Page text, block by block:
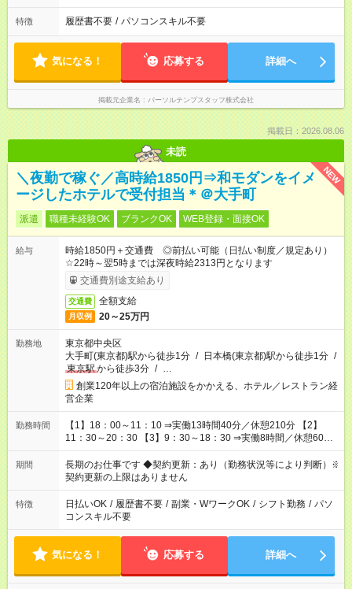
特徴 履歴書不要 / パソコンスキル不要
気になる！ 応募する 詳細へ
掲載元企業名 パーソルテンプスタッフ株式会社
掲載日：2026.08.06
未読
NEW
＼夜勤で稼ぐ／高時給1850円⇒和モダンをイメ
ージしたホテルで受付担当＊＠大手町
派遣 職種未経験OK ブランクOK WEB登録・面接OK
給与
時給1850円＋交通費 ◎前払い可能（日払い制度／規定あり）
☆22時～翌5時までは深夜時給2313円となります
交通費別途支給あり
交通費 全額支給
月収例 20～25万円
勤務地
東京都中央区
大手町(東京都)駅から徒歩1分 / 日本橋(東京都)駅から徒歩1分 /
東京駅から徒歩3分 / …
創業120年以上の宿泊施設をかかえる、ホテル／レストラン経
営企業
勤務時間
【1】18：00～11：10 ⇒実働13時間40分／休憩210分 【2】
11：30～20：30 【3】9：30～18：30 ⇒実働8時間／休憩60分
※週20時間以上の勤務必須 ※【1】のシフトは必須でご対応いた
だきます。 ※シフト例 【1】のみの勤務：週2～3日 【1】＋
【2】又は【3】の場合、【2】又は【3】は 必ず2日以上必要と
なります。
期間
長期のお仕事です ◆契約更新：あり（勤務状況等により判断）※
契約更新の上限はありません
特徴 日払いOK / 履歴書不要 / 副業・WワークOK / シフト勤務 / パソ
コンスキル不要
気になる！ 応募する 詳細へ